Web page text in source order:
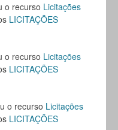
o recurso Licitações
LICITAÇÕES
o recurso Licitações
LICITAÇÕES
o recurso Licitações
LICITAÇÕES